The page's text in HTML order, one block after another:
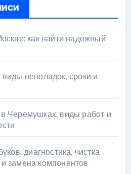
как найти надежный
неполадок, сроки и
Черемушках: виды работ и
диагностика, чистка
замена компонентов